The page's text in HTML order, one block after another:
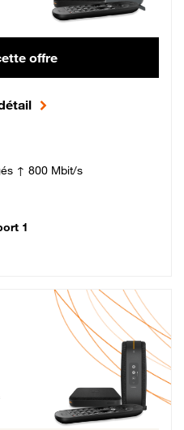
offre
↑ 800 Mbit/s
1
57,99 € par mois, Engagement 12 mois